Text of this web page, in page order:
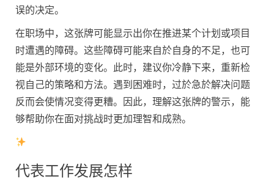
误的决定。
在职场中，这张牌可能显示出你在推进某个计划或项目
时遭遇的障碍。这些障碍可能来自於自身的不足，也可
能是外部环境的变化。此时，建议你冷静下来，重新检
视自己的策略和方法。遇到困难时，过於急於解决问题
反而会使情况变得更糟。因此，理解这张牌的警示，能
够帮助你在面对挑战时更加理智和成熟。
代表工作发展怎样